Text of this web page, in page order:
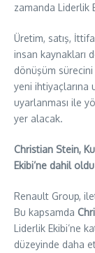
zamanda Liderlik
Üretim, satış,
insan kaynakları
dönüşüm
yeni ihtiyaçlarına
uyarlanması ile
yer alacak.
Christian Stein,
Ekibi’ne dahil oldu
Renault Group,
Bu kapsamda
Liderlik Ekibi’ne
düzeyinde daha